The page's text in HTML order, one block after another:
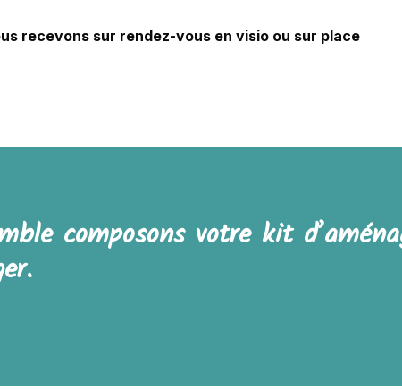
recevons sur rendez-vous en visio ou sur place
composons votre kit